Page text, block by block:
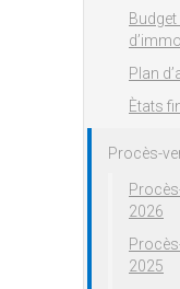
Plan
Ètats
Procès-
2026
2025